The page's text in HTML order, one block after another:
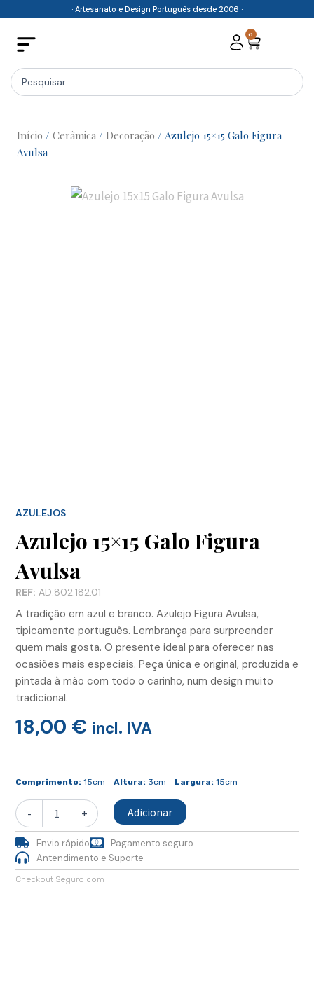
content
· Artesanato e Design Português desde 2006 ·
0
Cart
Search
...
Início / Cerâmica / Decoração / Azulejo 15×15 Galo Figura
Avulsa
AZULEJOS
Azulejo 15×15 Galo Figura
Avulsa
REF: AD.802.182.01
A tradição em azul e branco. Azulejo Figura Avulsa,
tipicamente português. Lembrança para surpreender
quem mais gosta. O presente ideal para oferecer nas
ocasiões mais especiais. Peça única e original, produzida e
pintada à mão com todo o carinho, num design muito
tradicional.
18,00 € incl. IVA
Comprimento: 15cm Altura: 3cm Largura: 15cm
-
Azulejo
15x15
Galo
Figura
Avulsa
+ Adicionar
Envio rápido
Pagamento seguro
Antendimento e Suporte
Checkout Seguro com